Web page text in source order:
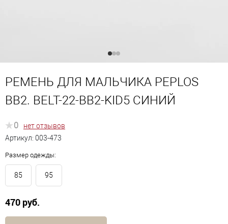
РЕМЕНЬ ДЛЯ МАЛЬЧИКА PEPLOS
BB2. BELT-22-BB2-KID5 СИНИЙ
0
нет отзывов
Артикул: 003-473
Размер одежды:
85 95
470 руб.